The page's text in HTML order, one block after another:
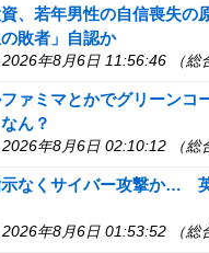
、若年男性の自信喪失
の敗者」自認か
年8月6日 11:56:46 （総
ァミマとかでグリーンコ
ん？
年8月6日 02:10:12 （総
なくサイバー攻撃か…
年8月6日 01:53:52 （総